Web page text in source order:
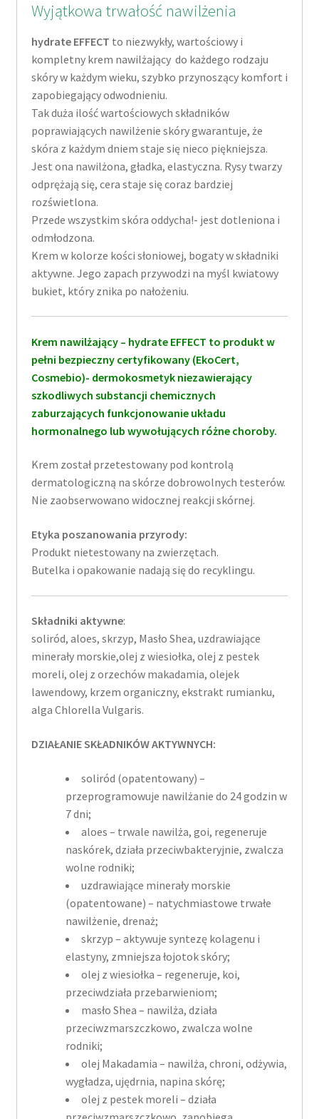
Wyjątkowa trwałość nawilżenia
hydrate EFFECT to niezwykły, wartościowy i
kompletny krem nawilżający do każdego rodzaju
skóry w każdym wieku, szybko przynoszący komfort i
zapobiegający odwodnieniu.
Tak duża ilość wartościowych składników
poprawiających nawilżenie skóry gwarantuje, że
skóra z każdym dniem staje się nieco piękniejsza.
Jest ona nawilżona, gładka, elastyczna. Rysy twarzy
odprężają się, cera staje się coraz bardziej
rozświetlona.
Przede wszystkim skóra oddycha!- jest dotleniona i
odmłodzona.
Krem w kolorze kości słoniowej, bogaty w składniki
aktywne. Jego zapach przywodzi na myśl kwiatowy
bukiet, który znika po nałożeniu.
Krem nawilżający – hydrate EFFECT to produkt w
pełni bezpieczny certyfikowany (EkoCert,
Cosmebio)- dermokosmetyk niezawierający
szkodliwych substancji chemicznych
zaburzających funkcjonowanie układu
hormonalnego lub wywołujących różne choroby.
Krem został przetestowany pod kontrolą
dermatologiczną na skórze dobrowolnych testerów.
Nie zaobserwowano widocznej reakcji skórnej.
Etyka poszanowania przyrody:
Produkt nietestowany na zwierzętach.
Butelka i opakowanie nadają się do recyklingu.
Składniki aktywne:
soliród, aloes, skrzyp, Masło Shea, uzdrawiające
minerały morskie,olej z wiesiołka, olej z pestek
moreli, olej z orzechów makadamia, olejek
lawendowy, krzem organiczny, ekstrakt rumianku,
alga Chlorella Vulgaris.
DZIAŁANIE SKŁADNIKÓW AKTYWNYCH:
soliród (opatentowany) –
przeprogramowuje nawilżanie do 24 godzin w
7 dni;
aloes – trwale nawilża, goi, regeneruje
naskórek, działa przeciwbakteryjnie, zwalcza
wolne rodniki;
uzdrawiające minerały morskie
(opatentowane) – natychmiastowe trwałe
nawilżenie, drenaż;
skrzyp – aktywuje syntezę kolagenu i
elastyny, zmniejsza łojotok skóry;
olej z wiesiołka – regeneruje, koi,
przeciwdziała przebarwieniom;
masło Shea – nawilża, działa
przeciwzmarszczkowo, zwalcza wolne
rodniki;
olej Makadamia – nawilża, chroni, odżywia,
wygładza, ujędrnia, napina skórę;
olej z pestek moreli – działa